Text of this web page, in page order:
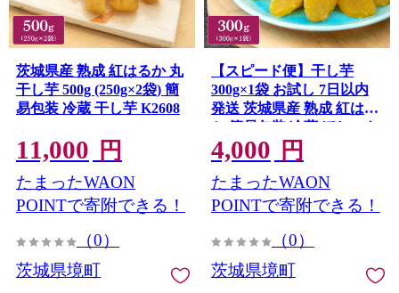
茨城県産 熟成 紅はるか 丸
干し芋 500g (250g×2袋) 簡
易包装 冷蔵 干し芋 K2608
11,000 円
たまったWAON
POINTで寄附できる！
（0）
茨城県境町
【スピード便】干し芋
300g×1袋 お試し 7日以内
発送 茨城県産 熟成 紅はる
か 簡易包装 冷蔵 ほしいも
K2606
4,000 円
たまったWAON
POINTで寄附できる！
（0）
茨城県境町